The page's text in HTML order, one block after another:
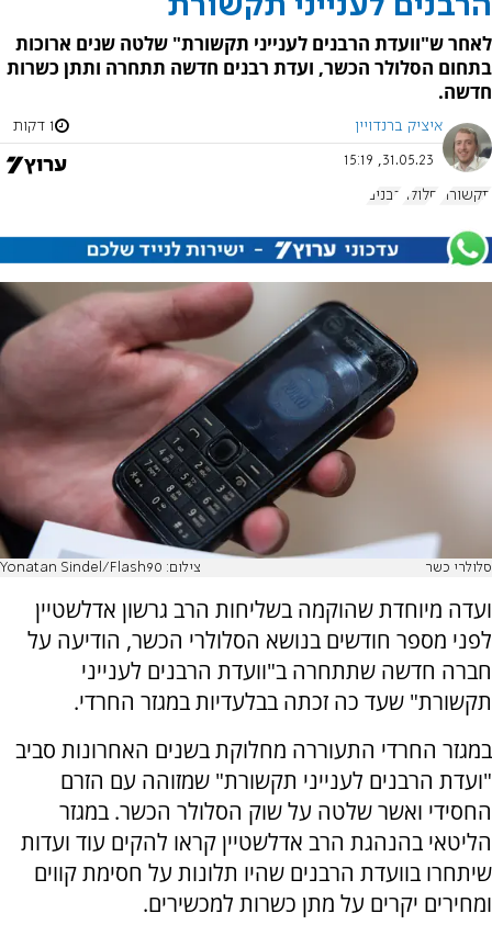
הרבנים לענייני תקשורת
לאחר ש"וועדת הרבנים לענייני תקשורת" שלטה שנים ארוכות
בתחום הסלולר הכשר, ועדת רבנים חדשה תתחרה ותתן כשרות
חדשה.
איציק ברנדויין 1 דקות
31.05.23, 15:19
תקשורת סלולר רבנים
סלולרי כשר צילום: Yonatan Sindel/Flash90
ועדה מיוחדת שהוקמה בשליחות הרב גרשון אדלשטיין
לפני מספר חודשים בנושא הסלולרי הכשר, הודיעה על
חברה חדשה שתתחרה ב"וועדת הרבנים לענייני
תקשורת" שעד כה זכתה בבלעדיות במגזר החרדי.
במגזר החרדי התעוררה מחלוקת בשנים האחרונות סביב
"ועדת הרבנים לענייני תקשורת" שמזוהה עם הזרם
החסידי ואשר שלטה על שוק הסלולר הכשר. במגזר
הליטאי בהנהגת הרב אדלשטיין קראו להקים עוד ועדות
שיתחרו בוועדת הרבנים שהיו תלונות על חסימת קווים
ומחירים יקרים על מתן כשרות למכשירים.